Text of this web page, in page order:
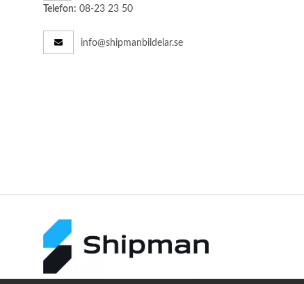
Telefon: 08-23 23 50
info@shipmanbildelar.se